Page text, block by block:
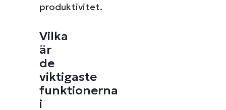
produktivitet.
Vilka
är
de
viktigaste
funktionerna
i